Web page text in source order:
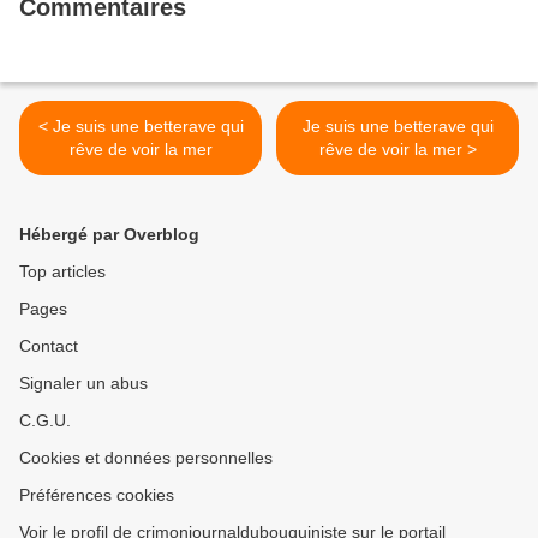
Commentaires
< Je suis une betterave qui
rêve de voir la mer
Je suis une betterave qui
rêve de voir la mer >
Hébergé par Overblog
Top articles
Pages
Contact
Signaler un abus
C.G.U.
Cookies et données personnelles
Préférences cookies
Voir le profil de crimonjournaldubouquiniste sur le portail